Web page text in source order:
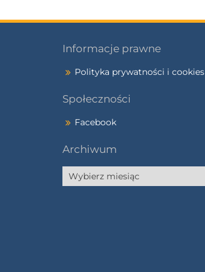
Informacje prawne
Polityka prywatności i cookies
Społeczności
Facebook
Archiwum